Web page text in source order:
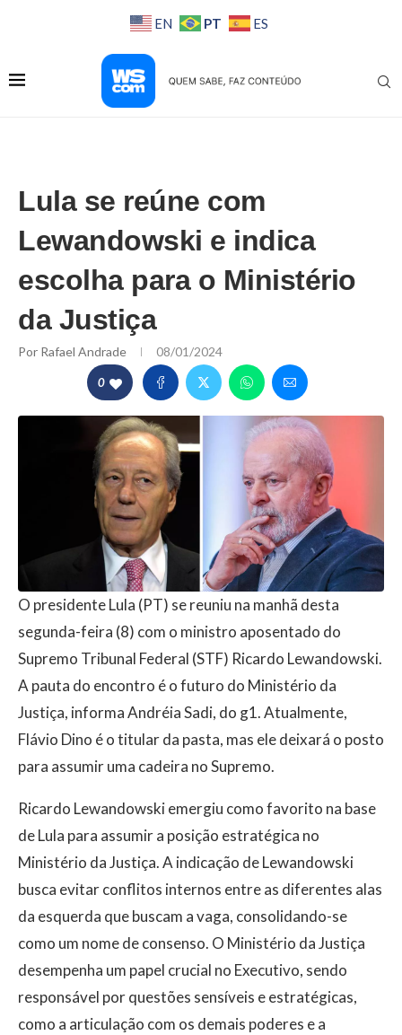
EN PT ES
Lula se reúne com
Lewandowski e indica
escolha para o Ministério
da Justiça
Por Rafael Andrade 08/01/2024
0
O presidente Lula (PT) se reuniu na manhã desta
segunda-feira (8) com o ministro aposentado do
Supremo Tribunal Federal (STF) Ricardo Lewandowski.
A pauta do encontro é o futuro do Ministério da
Justiça, informa Andréia Sadi, do g1. Atualmente,
Flávio Dino é o titular da pasta, mas ele deixará o posto
para assumir uma cadeira no Supremo.
Ricardo Lewandowski emergiu como favorito na base
de Lula para assumir a posição estratégica no
Ministério da Justiça. A indicação de Lewandowski
busca evitar conflitos internos entre as diferentes alas
da esquerda que buscam a vaga, consolidando-se
como um nome de consenso. O Ministério da Justiça
desempenha um papel crucial no Executivo, sendo
responsável por questões sensíveis e estratégicas,
como a articulação com os demais poderes e a